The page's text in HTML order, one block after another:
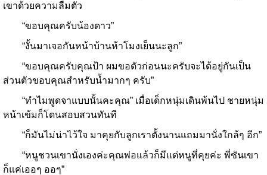
เขาด้วยความลืมตัว
“ขอบคุณครับน้องดาว”
“งั้นมาเจอกันหน้าบ้านห้าโมงเย็นนะลูก”
“ขอบคุณครับคุณป้า ผมขอตัวก่อนนะครับจะได้อยู่กันเป็น
ส่วนตัวขอบคุณสำหรับน้ำมากๆ ครับ”
“ทำไมพูดจาแบบนั้นคะคุณ” เมื่อเด็กหนุ่มเดินพ้นไป ชายหนุ่ม
หน้าเข้มก็โดนสอบสวนทันที
“ก็มันไม่น่าไว้ใจ มาคุยกับลูกเราตั้งนานแถมมานั่งใกล้ๆ อีก”
“หนูชวนเขานั่งเองค่ะคุณพ่อแล้วก็มีแต่หนูที่คุยค่ะ พี่ซันเขา
ก็แค่เออๆ ออๆ”